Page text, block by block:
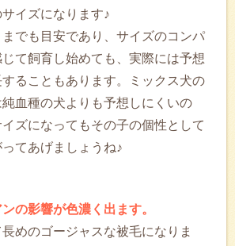
イズになります♪
でも目安であり、サイズのコンパ
て飼育し始めても、実際には予想
ることもあります。ミックス犬の
血種の犬よりも予想しにくいの
ズになってもその子の個性として
てあげましょうね♪
の影響が色濃く出ます。
めのゴージャスな被毛になりま